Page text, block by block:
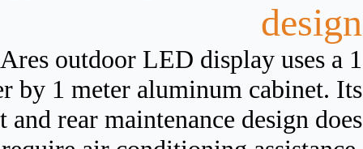
design
outdoor LED display uses a 1
by 1 meter aluminum cabinet. Its
and rear maintenance design does